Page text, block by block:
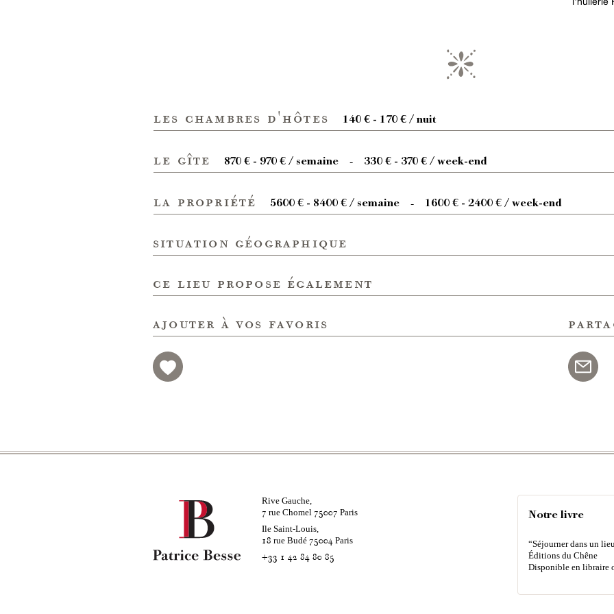
les chambres d'hôtes 140 € - 170 € / nuit
le gîte 870 € - 970 € / semaine - 330 € - 370 € / week-end
la propriété 5600 € - 8400 € / semaine - 1600 € - 2400 € / week-end
situation géographique
ce lieu propose également
ajouter à vos favoris
Rive Gauche,
7 rue Chomel 75007 Paris
Ile Saint-Louis,
18 rue Budé 75004Paris
+33 1 42 84 80 85
Notre livre
“Séjourner dans un
Éditions du Chêne
Disponible en libraire